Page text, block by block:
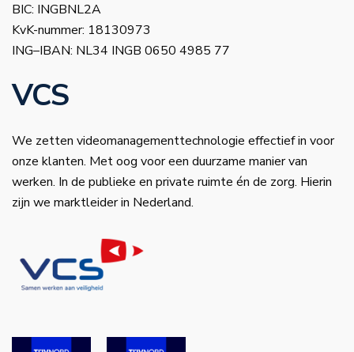
BIC: INGBNL2A
KvK-nummer: 18130973
ING–IBAN: NL34 INGB 0650 4985 77
VCS
We zetten videomanagementtechnologie effectief in voor
onze klanten. Met oog voor een duurzame manier van
werken. In de publieke en private ruimte én de zorg. Hierin
zijn we marktleider in Nederland.